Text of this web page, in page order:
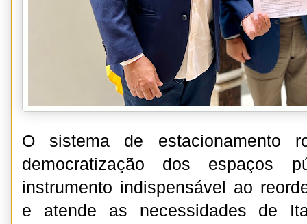
O sistema de estacionamento
democratização dos espaços
instrumento indispensável ao
e atende as necessidades de